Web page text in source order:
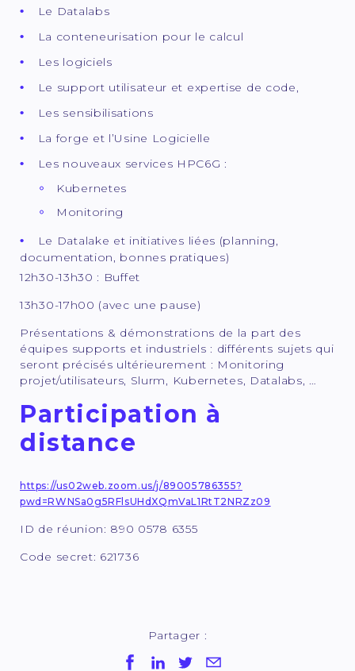
Le Datalabs
La conteneurisation pour le calcul
Les logiciels
Le support utilisateur et expertise de code,
Les sensibilisations
La forge et l’Usine Logicielle
Les nouveaux services HPC6G :
Kubernetes
Monitoring
Le Datalake et initiatives liées (planning,
documentation, bonnes pratiques)
12h30-13h30 : Buffet
13h30-17h00 (avec une pause)
Présentations & démonstrations de la part des
équipes supports et industriels : différents sujets qui
seront précisés ultérieurement : Monitoring
projet/utilisateurs, Slurm, Kubernetes, Datalabs, …
Participation à
distance
https://us02web.zoom.us/j/89005786355?
pwd=RWNSa0g5RFlsUHdXQmVaL1RtT2NRZz09
ID de réunion: 890 0578 6355
Code secret: 621736
Partager :